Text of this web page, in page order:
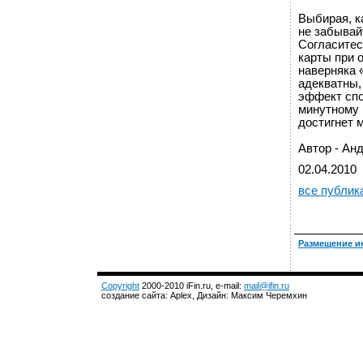
Выбирая,
не
карты при
наверняка
адекватны,
эффект
минутному
достигнет
Автор -
02.04.2010
все
Размещение
Copyright 2000-2010 iFin.ru, e-mail: mail@ifin.ru
создание сайта: Aplex, Дизайн: Максим Черемхин